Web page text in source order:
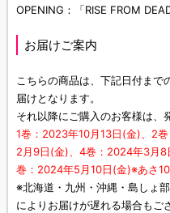
OPENING：「RISE FROM
お届けご案内
こちらの商品は、下記日付まで
届けとなります。
それ以降にご購入のお客様は、
1巻：2023年10月13日(金)、2
2月9日(金)、4巻：2024年3月
巻：2024年5月10日(金)※あさ
※北海道・九州・沖縄・島しょ
によりお届けが遅れる場合もご